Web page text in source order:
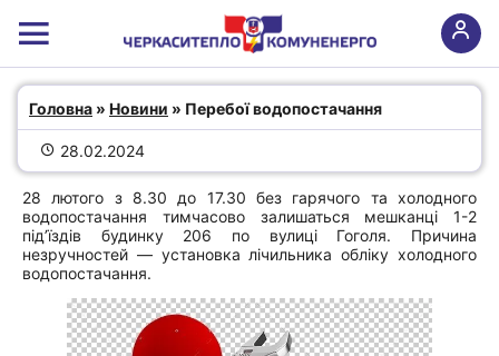
Перебої водопостачання
Головна » Новини » Перебої водопостачання
28.02.2024
28 лютого з 8.30 до 17.30 без гарячого та холодного
водопостачання тимчасово залишаться мешканці 1-2
під’їздів будинку 206 по вулиці Гоголя. Причина
незручностей — установка лічильника обліку холодного
водопостачання.